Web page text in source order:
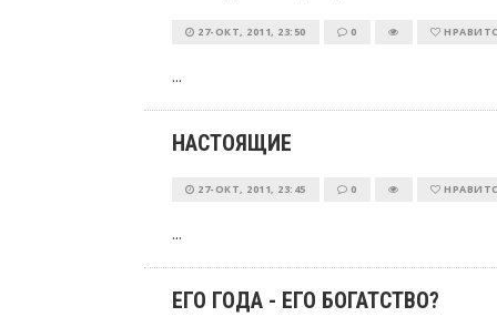
27-ОКТ, 2011, 23:50 0
...
НАСТОЯЩИЕ
27-ОКТ, 2011, 23:45 0
...
ЕГО ГОДА - ЕГО БОГАТСТВО?